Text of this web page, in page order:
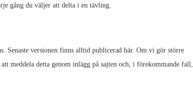
gång du väljer att delta i en tävling.
Senaste versionen finns alltid publicerad här. Om vi gör större
meddela detta genom inlägg på sajten och, i förekommande fall,